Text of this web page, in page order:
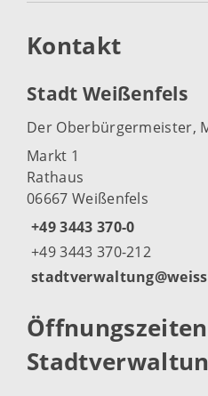
Kontakt
Stadt Weißenfels
Der Oberbürgermeister,
Markt 1
Rathaus
06667 Weißenfels
+49 3443 370-0
+49 3443 370-212